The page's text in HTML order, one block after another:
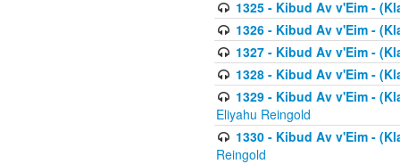
1325 - Kibud Av v'Eim -
1326 - Kibud Av v'Eim -
1327 - Kibud Av v'Eim -
1328 - Kibud Av v'Eim -
1329 - Kibud Av v'Eim -
Eliyahu Reingold
1330 - Kibud Av v'Eim -
Reingold